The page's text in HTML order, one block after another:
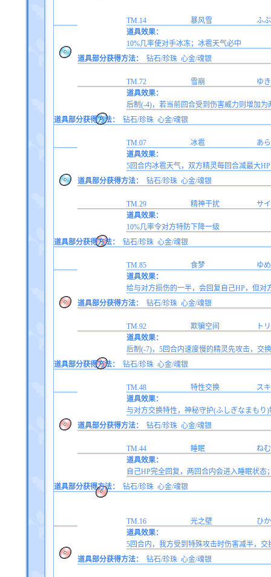
TM.14 暴风雪
ふ
道具效果：
10%几率使对手冰冻；冰雹天气必中
道具部分获得方法：
钻石/珍珠 心金/魂银
TM.72 雪崩
ゆ
道具效果：
后制(-4)，若当前回合受到伤害威力则增加为
道具部分获得方法：
钻石/珍珠 心金/魂银
TM.07 冰雹
あ
道具效果：
5回合内冰雹天气，双方精灵每回合减最大
道具部分获得方法：
钻石/珍珠 心金/魂银
TM.29 精神干扰
サ
道具效果：
10%几率令对方特防下降一级
道具部分获得方法：
钻石/珍珠 心金/魂银
TM.85 食梦
ゆ
道具效果：
给与对方损伤的一半，会回复自己HP，但对
道具部分获得方法：
钻石/珍珠 心金/魂银
TM.92 欺骗空间
ト
道具效果：
后制(-7)，5回合内速度慢的精灵先攻击，交
道具部分获得方法：
钻石/珍珠 心金/魂银
TM.48 特性交换
ス
道具效果：
与对方交换特性，神秘守护(ふしぎなまもり)
道具部分获得方法：
钻石/珍珠 心金/魂银
TM.44 睡眠
ね
道具效果：
自己HP完全回复，两回合内会进入睡眠状态
道具部分获得方法：
钻石/珍珠 心金/魂银
TM.16 光之壁
ひ
道具效果：
5回合内，我方受到特殊攻击时伤害减半，交
道具部分获得方法：
钻石/珍珠 心金/魂银